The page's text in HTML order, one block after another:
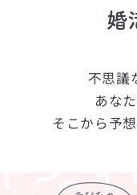
婚
不思議
あな
そこから予